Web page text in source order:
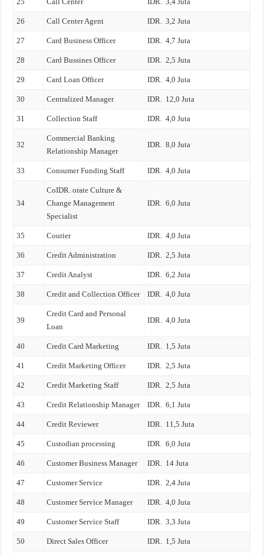
26 Call Center Agent IDR. 3,2 Juta
27 Card Business Officer IDR. 4,7 Juta
28 Card Bussines Officer IDR. 2,5 Juta
29 Card Loan Officer IDR. 4,0 Juta
30 Centralized Manager IDR. 12,0 Juta
31 Collection Staff IDR. 4,0 Juta
32
Commercial Banking
Relationship Manager
IDR. 8,0 Juta
33 Consumer Funding Staff IDR. 4,0 Juta
34
CoIDR. orate Culture &
Change Management
Specialist
IDR. 6,0 Juta
35 Courier IDR. 4,0 Juta
36 Credit Administration IDR. 2,5 Juta
37 Credit Analyst IDR. 6,2 Juta
38 Credit and Collection Officer IDR. 4,0 Juta
39
Credit Card and Personal
Loan
IDR. 4,0 Juta
40 Credit Card Marketing IDR. 1,5 Juta
41 Credit Marketing Officer IDR. 2,5 Juta
42 Credit Marketing Staff IDR. 2,5 Juta
43 Credit Relationship Manager IDR. 6,1 Juta
44 Credit Reviewer IDR. 11,5 Juta
45 Custodian processing IDR. 6,0 Juta
46 Customer Business Manager IDR. 14 Juta
47 Customer Service IDR. 2,4 Juta
48 Customer Service Manager IDR. 4,0 Juta
49 Customer Service Staff IDR. 3,3 Juta
50 Direct Sales Officer IDR. 1,5 Juta